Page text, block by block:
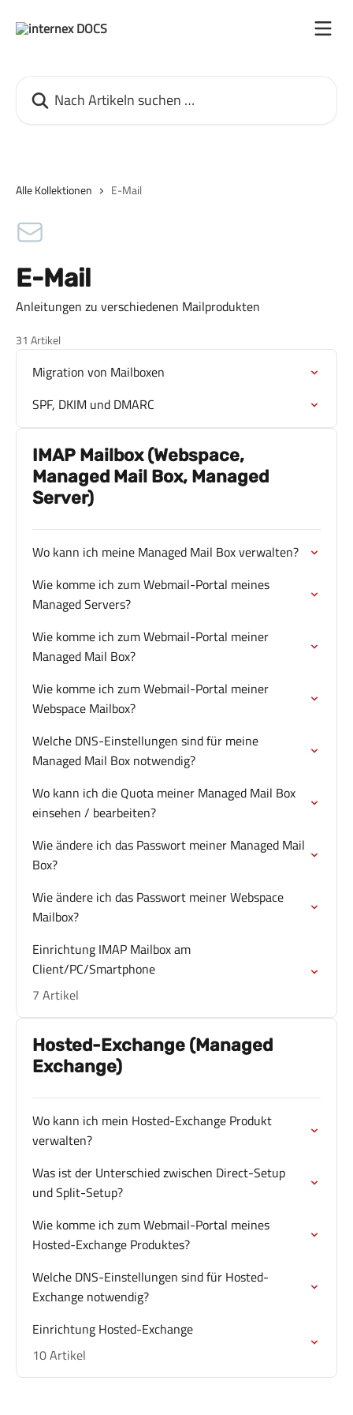
Alle Kollektionen E-Mail
E-Mail
Anleitungen zu verschiedenen Mailprodukten
31 Artikel
Migration von Mailboxen
SPF, DKIM und DMARC
IMAP Mailbox (Webspace,
Managed Mail Box, Managed
Server)
Wo kann ich meine Managed Mail Box verwalten?
Wie komme ich zum Webmail-Portal meines
Managed Servers?
Wie komme ich zum Webmail-Portal meiner
Managed Mail Box?
Wie komme ich zum Webmail-Portal meiner
Webspace Mailbox?
Welche DNS-Einstellungen sind für meine
Managed Mail Box notwendig?
Wo kann ich die Quota meiner Managed Mail Box
einsehen / bearbeiten?
Wie ändere ich das Passwort meiner Managed Mail
Box?
Wie ändere ich das Passwort meiner Webspace
Mailbox?
Einrichtung IMAP Mailbox am
Client/PC/Smartphone
7 Artikel
Hosted-Exchange (Managed
Exchange)
Wo kann ich mein Hosted-Exchange Produkt
verwalten?
Was ist der Unterschied zwischen Direct-Setup
und Split-Setup?
Wie komme ich zum Webmail-Portal meines
Hosted-Exchange Produktes?
Welche DNS-Einstellungen sind für Hosted-
Exchange notwendig?
Einrichtung Hosted-Exchange
10 Artikel